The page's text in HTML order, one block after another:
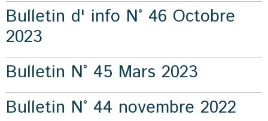
Bulletin d' info N° 46 Octobre
2023
Bulletin N° 45 Mars 2023
Bulletin N° 44 novembre 2022